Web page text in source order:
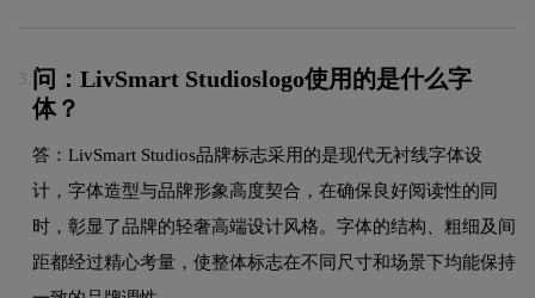
3. 问：LivSmart Studioslogo使用的是什么字
体？
答：LivSmart Studios品牌标志采用的是现代无衬线字体设
计，字体造型与品牌形象高度契合，在确保良好阅读性的同
时，彰显了品牌的轻奢高端设计风格。字体的结构、粗细及间
距都经过精心考量，使整体标志在不同尺寸和场景下均能保持